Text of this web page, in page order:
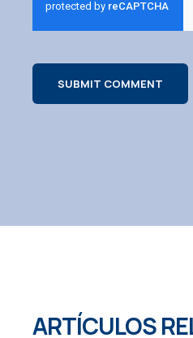
ARTÍCULOS